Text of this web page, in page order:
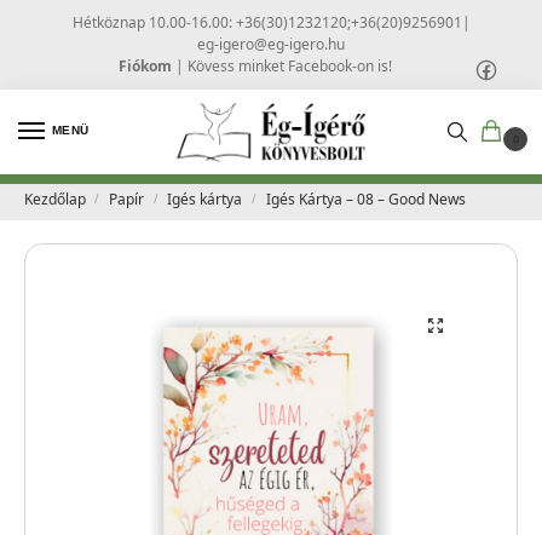
Hétköznap 10.00-16.00: +36(30)1232120;+36(20)9256901 |
eg-igero@eg-igero.hu
Fiókom | Kövess minket Facebook-on is!
MENÜ
0
Kezdőlap / Papír / Igés kártya / Igés Kártya – 08 – Good News